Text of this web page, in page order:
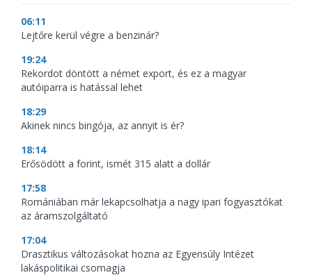
06:11
Lejtőre kerül végre a benzinár?
19:24
Rekordot döntött a német export, és ez a magyar
autóiparra is hatással lehet
18:29
Akinek nincs bingója, az annyit is ér?
18:14
Erősödött a forint, ismét 315 alatt a dollár
17:58
Romániában már lekapcsolhatja a nagy ipari fogyasztókat
az áramszolgáltató
17:04
Drasztikus változásokat hozna az Egyensúly Intézet
lakáspolitikai csomagja